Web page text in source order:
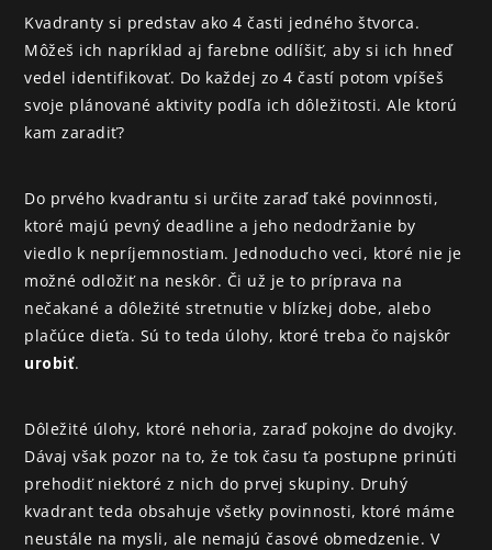
Kvadranty si predstav ako 4 časti jedného štvorca.
Môžeš ich napríklad aj farebne odlíšiť, aby si ich hneď
vedel identifikovať. Do každej zo 4 častí potom vpíšeš
svoje plánované aktivity podľa ich dôležitosti. Ale ktorú
kam zaradiť?
Do prvého kvadrantu si určite zaraď také povinnosti,
ktoré majú pevný deadline a jeho nedodržanie by
viedlo k nepríjemnostiam. Jednoducho veci, ktoré nie je
možné odložiť na neskôr. Či už je to príprava na
nečakané a dôležité stretnutie v blízkej dobe, alebo
urobiť.
Dôležité úlohy, ktoré nehoria, zaraď pokojne do dvojky.
Dávaj však pozor na to, že tok času ťa postupne prinúti
prehodiť niektoré z nich do prvej skupiny. Druhý
kvadrant teda obsahuje všetky povinnosti, ktoré máme
neustále na mysli, ale nemajú časové obmedzenie. V